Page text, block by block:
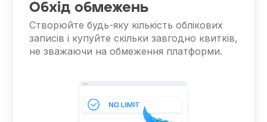
Обхід обмежень
Створюйте будь-яку кількість облікових
записів і купуйте скільки завгодно квитків,
не зважаючи на обмеження платформи.